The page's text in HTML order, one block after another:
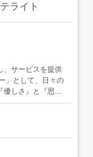
ライト
、サービスを提供
」として、日々の
優しさ』と『思い
仕事です。ぜひそ
か?<具体的な業